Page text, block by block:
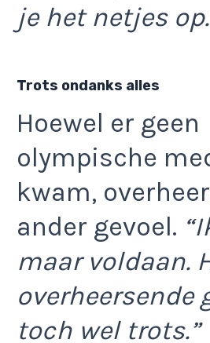
je het netjes
Trots ondanks alles
Hoewel er geen
olympische
kwam,
ander gevoel.
maar voldaan.
overheersende
toch wel trots.”